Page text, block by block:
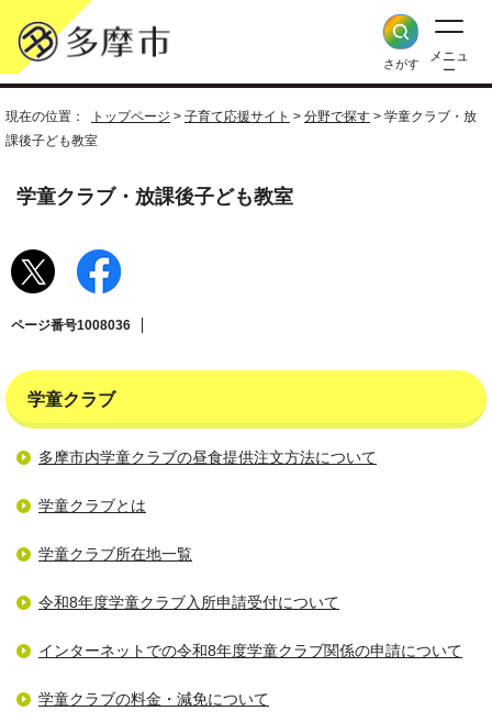
さがす
メニュ
ー
現在の位置： トップページ > 子育て応援サイト > 分野で探す > 学童クラブ・放
課後子ども教室
学童クラブ・放課後子ども教室
ページ番号1008036
学童クラブ
多摩市内学童クラブの昼食提供注文方法について
学童クラブとは
学童クラブ所在地一覧
令和8年度学童クラブ入所申請受付について
インターネットでの令和8年度学童クラブ関係の申請について
学童クラブの料金・減免について